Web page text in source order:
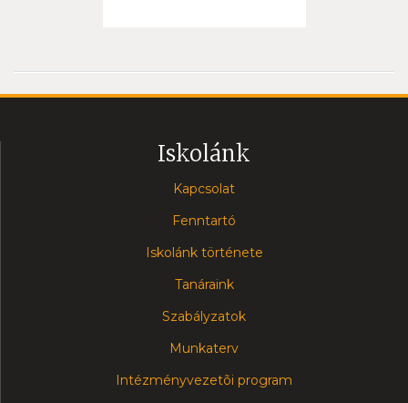
Iskolánk
Kapcsolat
Fenntartó
Iskolánk története
Tanáraink
Szabályzatok
Munkaterv
Intézményvezetõi program